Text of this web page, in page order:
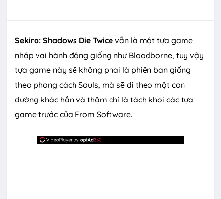
Sekiro: Shadows Die Twice vẫn là một tựa game
nhập vai hành động giống như Bloodborne, tuy vậy
tựa game này sẽ không phải là phiên bản giống
theo phong cách Souls, mà sẽ đi theo một con
đường khác hẳn và thậm chí là tách khỏi các tựa
game trước của From Software.